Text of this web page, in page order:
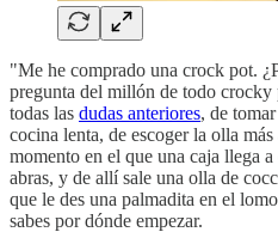
"Me he comprado una crock pot.
pregunta del millón de todo crocky
todas las dudas anteriores, de
cocina lenta, de escoger la olla
momento en el que una caja llega
abras, y de allí sale una olla de
que le des una palmadita en el
sabes por dónde empezar.